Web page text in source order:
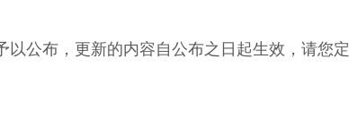
公布，更新的内容自公布之日起生效，请您定